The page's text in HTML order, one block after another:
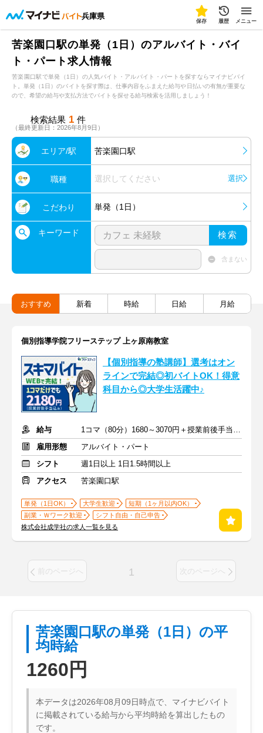
兵庫県
保存 履歴 メニュー
苦楽園口駅の単発（1日）のアルバイト・バイ
ト・パート求人情報
苦楽園口駅で単発（1日）の人気バイト・アルバイト・パートを探すならマイナビバイ
ト。単発（1日）のバイトを探す際は、仕事内容をふまえた給与や日払いの有無が重要な
ので、希望の給与や支払方法でバイトを探せる給与検索を活用しましょう！
検索結果 1 件
（最終更新日：2026年8月9日）
エリア/駅 苦楽園口駅
職種 選択してください 選択
こだわり 単発（1日）
キーワード 検索
含まない
おすすめ 新着 時給 日給 月給
個別指導学院フリーステップ 上ヶ原南教室
【個別指導の塾講師】選考はオン
ラインで完結◎初バイトOK！得意
科目から◎大学生活躍中♪
給与
1コマ（80分）1680～3070円＋授業前後手当500円＋交通費全額支給
雇用形態
アルバイト・パート
シフト
週1日以上 1日1.5時間以上
アクセス
苦楽園口駅
単発（1日OK） 大学生歓迎
短期（1ヶ月以内OK）
副業・Ｗワーク歓迎
シフト自由・自己申告
株式会社成学社の求人一覧を見る
前のページへ 1 次のページへ
苦楽園口駅の単発（1日）の平
均時給
1260円
本データは2026年08月09日時点で、マイナビバイト
に掲載されている給与から平均時給を算出したもの
です。